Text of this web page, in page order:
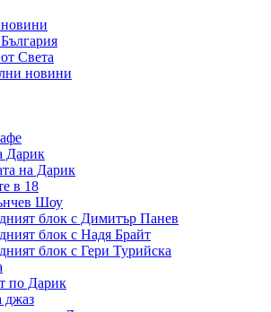
Света
новини
Дарик
на Дарик
в 18
Шоу
блок с Димитър Панев
блок с Надя Брайт
блок с Гери Турийска
по Дарик
джаз